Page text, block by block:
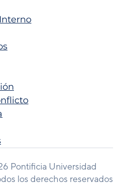
Pontificia Universidad
los derechos reservados